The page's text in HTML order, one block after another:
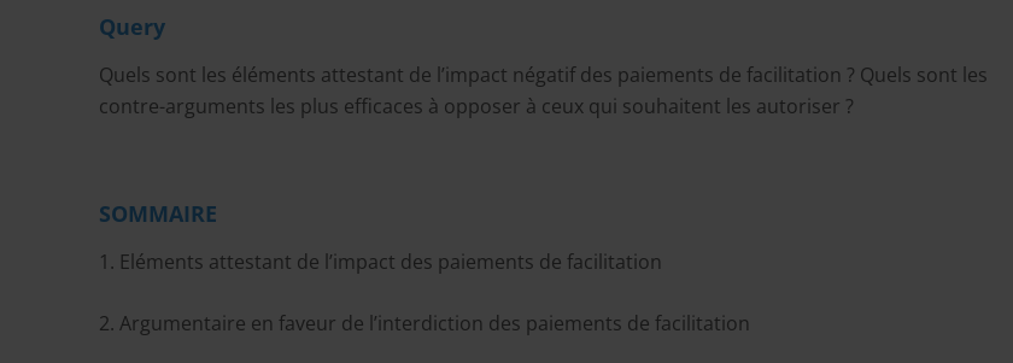
Query
Quels sont les éléments attestant de l’impact négatif des paiements de facilitation ? Quels sont les
contre-arguments les plus efficaces à opposer à ceux qui souhaitent les autoriser ?
SOMMAIRE
1. Eléments attestant de l’impact des paiements de facilitation
2. Argumentaire en faveur de l’interdiction des paiements de facilitation